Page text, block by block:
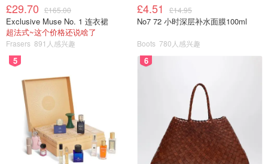
£29.70 £165.00
Exclusive Muse No. 1 连衣裙
超法式~这个价格还说啥了
Frasers 891人感兴趣
£4.51 £14.95
No7 72 小时深层补水面膜100ml
Boots 780人感兴趣
5 6